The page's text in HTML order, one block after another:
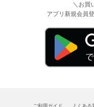
＼お買
アプリ新規会員
ご利用ガイド よくある